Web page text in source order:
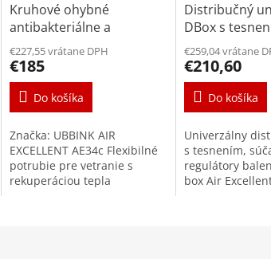
Kruhové ohybné
antibakteriálne a
antistatické potrubie
UBBINK DN75mm 50m
€227,55 vrátane DPH
€185
Do košíka
Značka: UBBINK AIR
EXCELLENT AE34c Flexibilné
potrubie pre vetranie s
rekuperáciou tepla
Distribučný
DBox s
200mm (8x)
€259,04 vrátane
€210,60
Do košíka
Univerzálny
s tesnením,
regulátory
box Air